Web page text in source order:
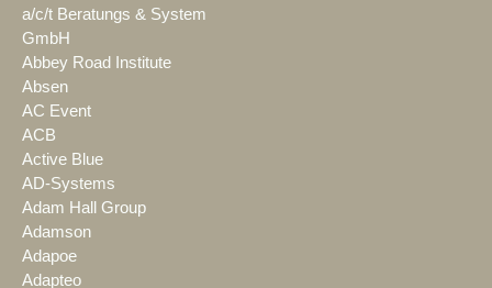
a/c/t Beratungs & System
GmbH
Abbey Road Institute
Absen
AC Event
ACB
Active Blue
AD-Systems
Adam Hall Group
Adamson
Adapoe
Adapteo